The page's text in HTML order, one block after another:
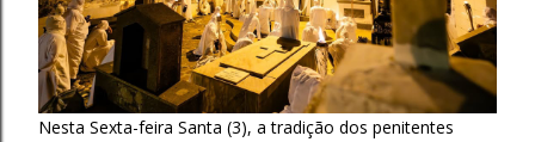
Nesta Sexta-feira Santa (3), a tradição dos penitentes